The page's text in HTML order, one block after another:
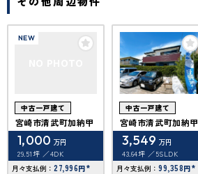
NEW
中古一戸建て
宮崎市清武町加納甲
1,000 万円
29.51坪
4DK
月々支払例： 27,996円*
中古一戸建て
宮崎市清武町加納甲
3,549 万円
43.64坪
5SLDK
月々支払例： 99,358円*